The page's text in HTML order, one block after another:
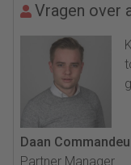
Vragen over
Daan
Partner Manager